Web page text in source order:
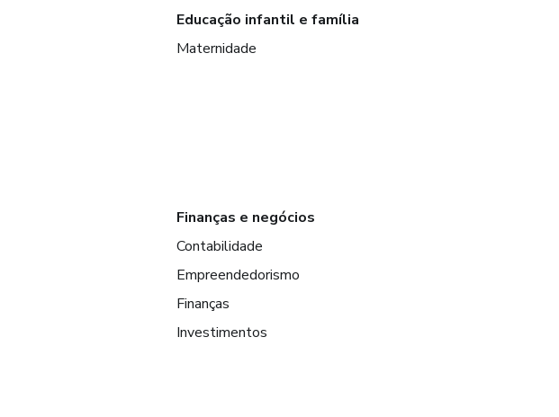
Educação infantil e família
Maternidade
Finanças e negócios
Contabilidade
Empreendedorismo
Finanças
Investimentos